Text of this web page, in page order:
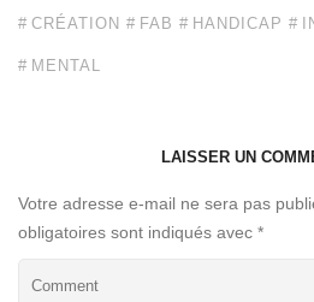
CRÉATION FAB HANDICAP
MENTAL
LAISSER UN
Votre adresse e-mail ne sera pas
obligatoires sont indiqués avec *